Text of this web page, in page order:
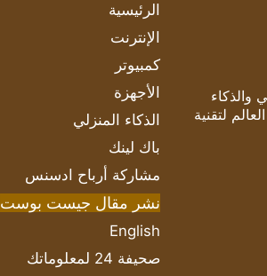
والذكاء
لتقنية
الرئيسية
الإنترنت
كمبيوتر
الأجهزة
الذكاء المنزلي
باك لينك
مشاركة أرباح ادسنس
نشر مقال جيست بوست
English
صحيفة 24 لمعلوماتك